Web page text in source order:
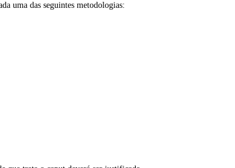
uma das seguintes metodologias: